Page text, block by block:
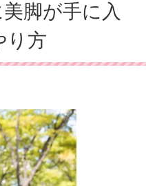
脚が手に入
り方